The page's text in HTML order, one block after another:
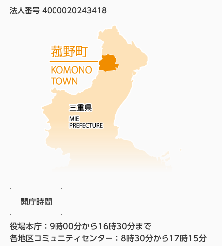
法人番号 4000020243418
開庁時間
役場本庁：9時00分から16時30分まで
各地区コミュニティセンター：8時30分から17時15分